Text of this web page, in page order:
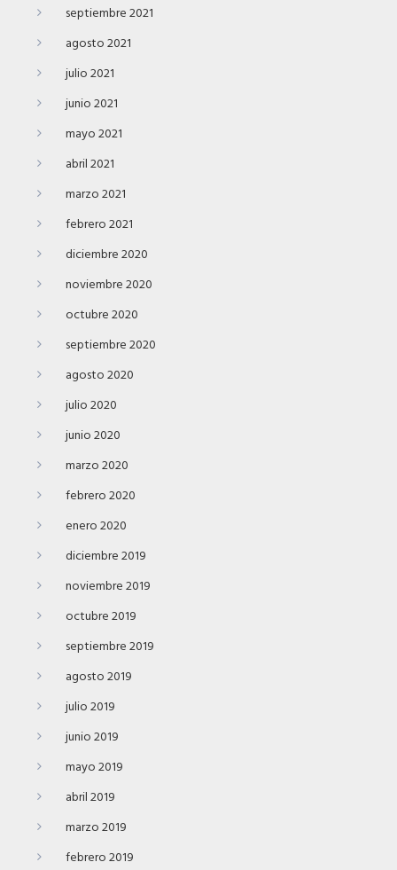
septiembre 2021
agosto 2021
julio 2021
junio 2021
mayo 2021
abril 2021
marzo 2021
febrero 2021
diciembre 2020
noviembre 2020
octubre 2020
septiembre 2020
agosto 2020
julio 2020
junio 2020
marzo 2020
febrero 2020
enero 2020
diciembre 2019
noviembre 2019
octubre 2019
septiembre 2019
agosto 2019
julio 2019
junio 2019
mayo 2019
abril 2019
marzo 2019
febrero 2019